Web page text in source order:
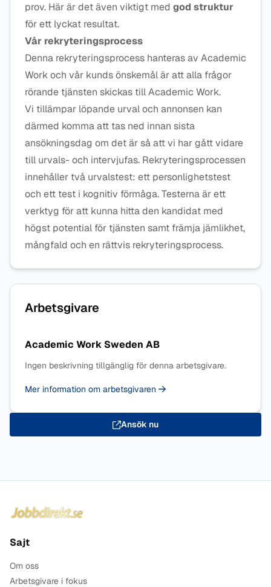
prov. Här är det även viktigt med god struktur
för ett lyckat resultat.
Vår rekryteringsprocess
Denna rekryteringsprocess hanteras av Academic
Work och vår kunds önskemål är att alla frågor
rörande tjänsten skickas till Academic Work.
Vi tillämpar löpande urval och annonsen kan
därmed komma att tas ned innan sista
ansökningsdag om det är så att vi har gått vidare
till urvals- och intervjufas. Rekryteringsprocessen
innehåller två urvalstest: ett personlighetstest
och ett test i kognitiv förmåga. Testerna är ett
verktyg för att kunna hitta den kandidat med
högst potential för tjänsten samt främja jämlikhet,
mångfald och en rättvis rekryteringsprocess.
Arbetsgivare
Academic Work Sweden AB
Ingen beskrivning tillgänglig för denna arbetsgivare.
Mer information om arbetsgivaren
Ansök nu
Sajt
Om oss
Arbetsgivare i fokus